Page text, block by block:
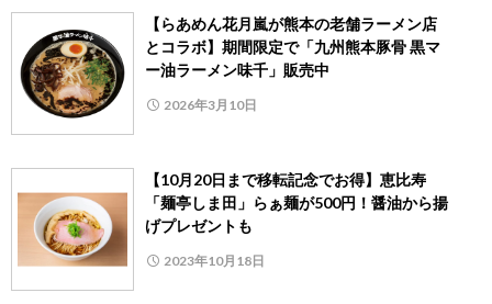
【らあめん花月嵐が熊本の老舗ラーメン店
とコラボ】期間限定で「九州熊本豚骨 黒マ
ー油ラーメン味千」販売中
2026年3月10日
【10月20日まで移転記念でお得】恵比寿
「麺亭しま田」らぁ麺が500円！醤油から揚
げプレゼントも
2023年10月18日